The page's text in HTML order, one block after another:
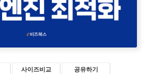
사이즈비교 공유하기